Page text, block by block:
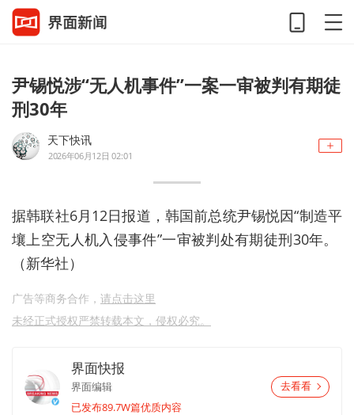
尹锡悦涉“无人机事件”一案一审被判有期徒
刑30年
天下快讯
2026年06月12日 02:01
据韩联社6月12日报道，韩国前总统尹锡悦因“制造平
壤上空无人机入侵事件”一审被判处有期徒刑30年。 ​​​
（新华社）
广告等商务合作， 请点击这里
未经正式授权严禁转载本文，侵权必究。
界面快报
界面编辑
已发布89.7W篇优质内容
去看看